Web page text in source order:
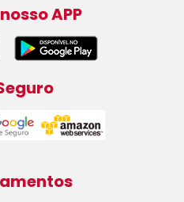
APP